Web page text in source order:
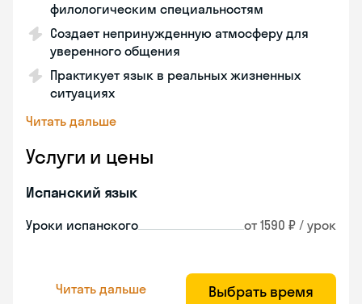
филологическим специальностям
Создает непринужденную атмосферу для
уверенного общения
Практикует язык в реальных жизненных
ситуациях
Читать дальше
Услуги и цены
Испанский язык
Уроки испанского от 1590 ₽ / урок
Читать дальше Выбрать время